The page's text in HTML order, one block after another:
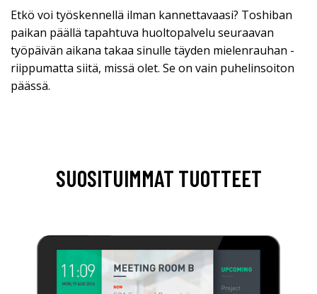
Etkö voi työskennellä ilman kannettavaasi? Toshiban
paikan päällä tapahtuva huoltopalvelu seuraavan
työpäivän aikana takaa sinulle täyden mielenrauhan -
riippumatta siitä, missä olet. Se on vain puhelinsoiton
päässä.
SUOSITUIMMAT TUOTTEET